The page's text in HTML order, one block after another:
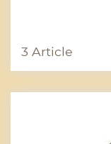
3 Article